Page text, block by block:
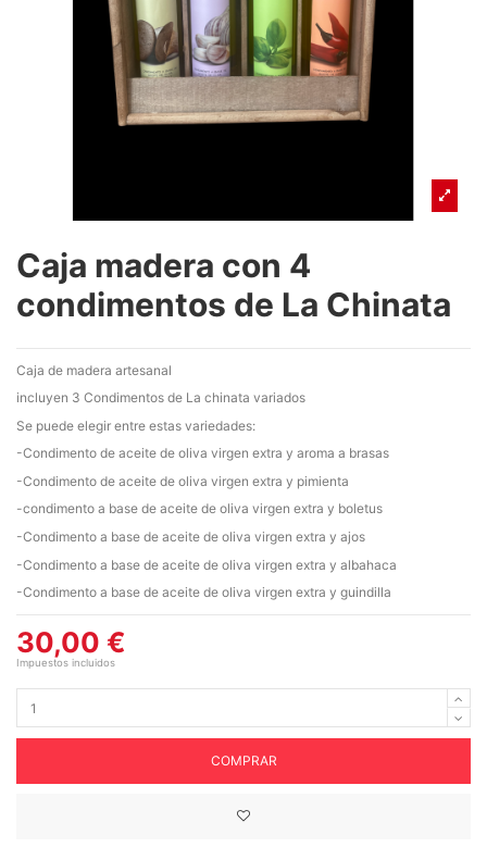
Caja madera con 4
condimentos de La Chinata
Caja de madera artesanal
incluyen 3 Condimentos de La chinata variados
Se puede elegir entre estas variedades:
-Condimento de aceite de oliva virgen extra y aroma a brasas
-Condimento de aceite de oliva virgen extra y pimienta
-condimento a base de aceite de oliva virgen extra y boletus
-Condimento a base de aceite de oliva virgen extra y ajos
-Condimento a base de aceite de oliva virgen extra y albahaca
-Condimento a base de aceite de oliva virgen extra y guindilla
30,00 €
Impuestos incluidos
COMPRAR